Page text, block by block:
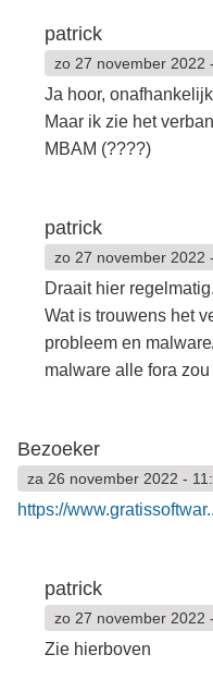
patrick
zo 27 november 2022
Ja hoor,
Maar ik zie het
MBAM (????)
patrick
zo 27 november 2022
Draait hier regelmatig.
Wat is trouwens het
probleem en
malware alle fora
Bezoeker
za 26 november 2022 -
https://
patrick
zo 27 november 2022
Zie hierboven